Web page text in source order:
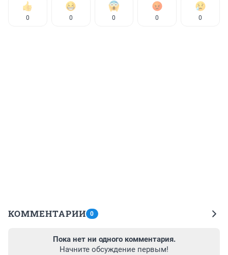
0 0 0 0 0
КОММЕНТАРИИ 0
Пока нет ни одного комментария.
Начните обсуждение первым!